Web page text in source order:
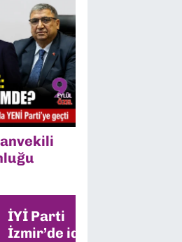
İYİ Parti
İzmir’de iddialı